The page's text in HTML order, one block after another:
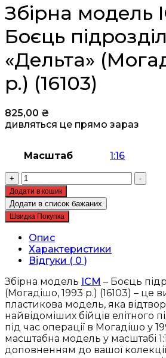
Збірна модель
Боєць
«Дельта»
р.) (16103)
825,00 ₴
дивляться це прямо зараз
Масштаб 1:16
+
Збірна
модель
ICM
-
Боєць
підрозділу
«Дельта»
(Могадішо,
1993
р.)
(16103)
кількість
-
Додати в кошик
Додати в список бажаних
Швидка Покупка
Опис
Характеристики
Відгуки ( 0 )
Збірна модель ICM – Боєць
(Могадішо, 1993 р.) (16103) – це
пластикова модель, яка
найвідоміших бійців елітного
під час операції в Могадішо у
масштабна модель у масштабі
доповненням до вашої